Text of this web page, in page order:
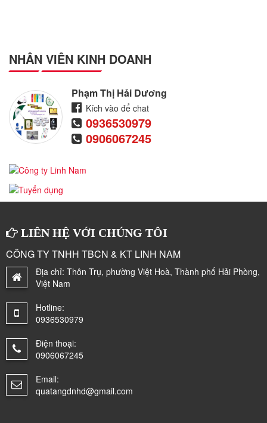
NHÂN VIÊN KINH DOANH
Phạm Thị Hải Dương
Kích vào để chat
0936530979
0906067245
LIÊN HỆ VỚI CHÚNG TÔI
CÔNG TY TNHH TBCN & KT LINH NAM
Địa chỉ: Thôn Trụ, phường Việt Hoà, Thành phố Hải Phòng,
Việt Nam
Hotline:
0936530979
Điện thoại:
0906067245
Email:
quatangdnhd@gmail.com